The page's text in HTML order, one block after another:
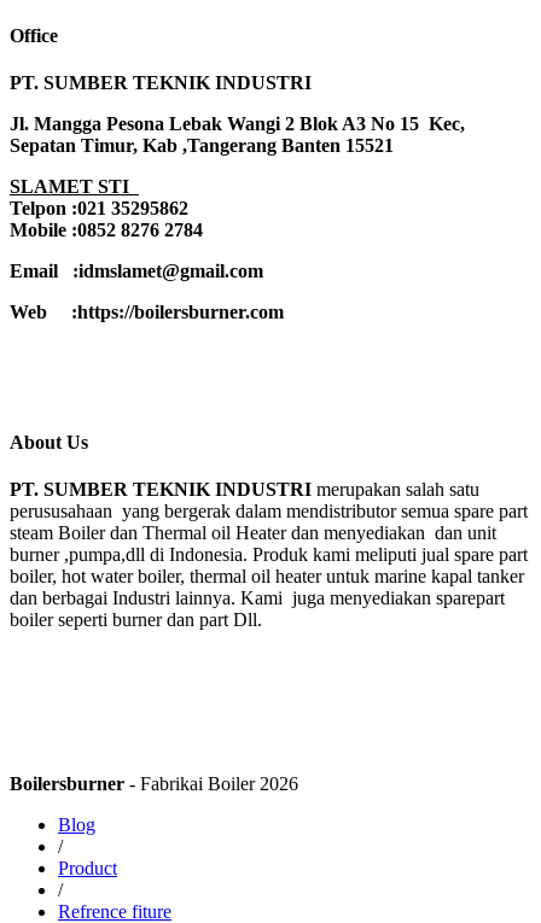
Office
PT. SUMBER TEKNIK INDUSTRI
Jl. Mangga Pesona Lebak Wangi 2 Blok A3 No 15 Kec,
Sepatan Timur, Kab ,Tangerang Banten 15521
SLAMET STI
Telpon :021 35295862
Mobile :0852 8276 2784
Email :idmslamet@gmail.com
Web :https://boilersburner.com
About Us
PT. SUMBER TEKNIK INDUSTRI merupakan salah satu
perususahaan yang bergerak dalam mendistributor semua spare part
steam Boiler dan Thermal oil Heater dan menyediakan dan unit
burner ,pumpa,dll di Indonesia. Produk kami meliputi jual spare part
boiler, hot water boiler, thermal oil heater untuk marine kapal tanker
dan berbagai Industri lainnya. Kami juga menyediakan sparepart
boiler seperti burner dan part Dll.
Boilersburner - Fabrikai Boiler 2026
Blog
/
Product
/
Refrence fiture